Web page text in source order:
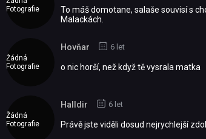
Fotografie
To máš domotane, salaše souvisí s
Malackách.
Žádná
Fotografie
Hovňar 6 let
o nic horší, než když tě vysrala matka
Žádná
Fotografie
Halldir 6 let
Právě jste viděli dosud nejrychlejší